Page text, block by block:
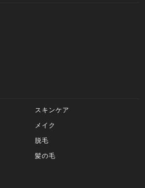
スキンケア
メイク
脱毛
髪の毛